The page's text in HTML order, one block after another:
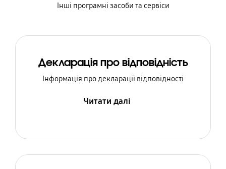
Інші програмні засоби та сервіси
Декларація про відповідність
Інформація про декларації відповідності
Читати далі